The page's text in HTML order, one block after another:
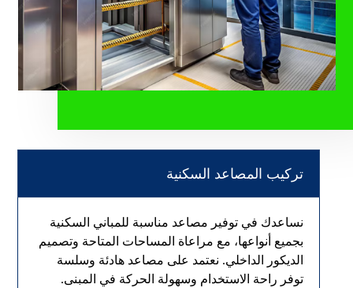
تركيب المصاعد السكنية
نساعدك في توفير مصاعد مناسبة للمباني السكنية
بجميع أنواعها، مع مراعاة المساحات المتاحة وتصميم
الديكور الداخلي. نعتمد على مصاعد هادئة وسلسة
توفر راحة الاستخدام وسهولة الحركة في المبنى.